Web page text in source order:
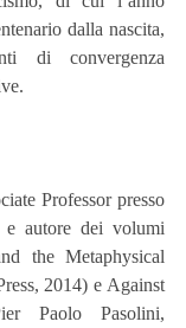
dalla nascita,
di convergenza
Professor presso
autore dei volumi
the Metaphysical
2014) e Against
Paolo Pasolini,